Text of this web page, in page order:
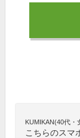
KUMIKAN(40代・
こちらのスマ